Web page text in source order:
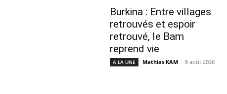
Burkina : Entre villages
retrouvés et espoir
retrouvé, le Bam
reprend vie
A LA UNE Mathias KAM - 8 août 2026